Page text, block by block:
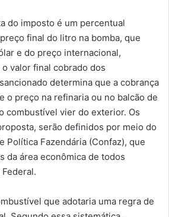
do imposto é um percentual
final do litro na bomba, que
e do preço internacional,
valor final cobrado dos
determina que a cobrança
o preço na refinaria ou no balcão de
combustível vier do exterior. Os
serão definidos por meio do
Política Fazendária (Confaz), que
da área econômica de todos
que adotaria uma regra de